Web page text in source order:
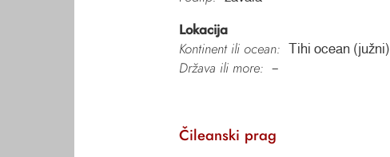
Lokacija
Kontinent ili ocean:
Tihi ocean (južni)
Država ili more: –
Čileanski prag